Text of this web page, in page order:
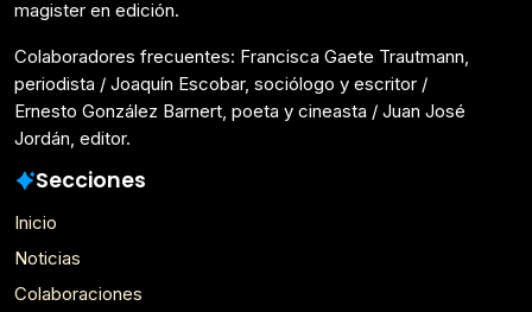
magister en edición.
Colaboradores frecuentes: Francisca Gaete Trautmann,
periodista / Joaquín Escobar, sociólogo y escritor /
Ernesto González Barnert, poeta y cineasta / Juan José
Jordán, editor.
Secciones
Inicio
Noticias
Colaboraciones